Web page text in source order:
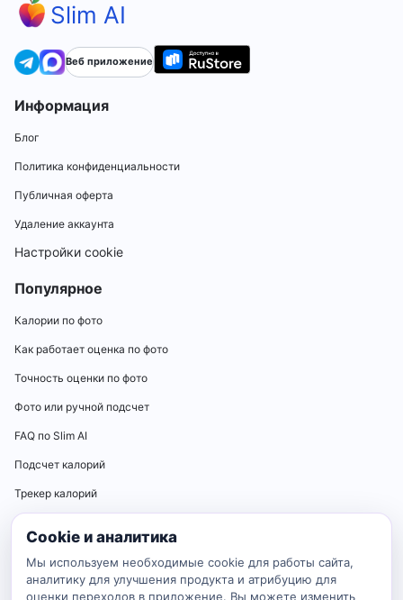
Slim AI
Веб приложение
Информация
Блог
Политика конфиденциальности
Публичная оферта
Удаление аккаунта
Настройки cookie
Популярное
Калории по фото
Как работает оценка по фото
Точность оценки по фото
Фото или ручной подсчет
FAQ по Slim AI
Подсчет калорий
Трекер калорий
Калькуляторы
Калькулятор нормы калорий
Калькулятор ИМТ
Cookie и аналитика
Мы используем необходимые cookie для работы сайта,
аналитику для улучшения продукта и атрибуцию для
оценки переходов в приложение. Вы можете изменить